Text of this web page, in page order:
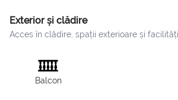
Exterior și clădire
Acces în clădire, spații exterioare și
Balcon